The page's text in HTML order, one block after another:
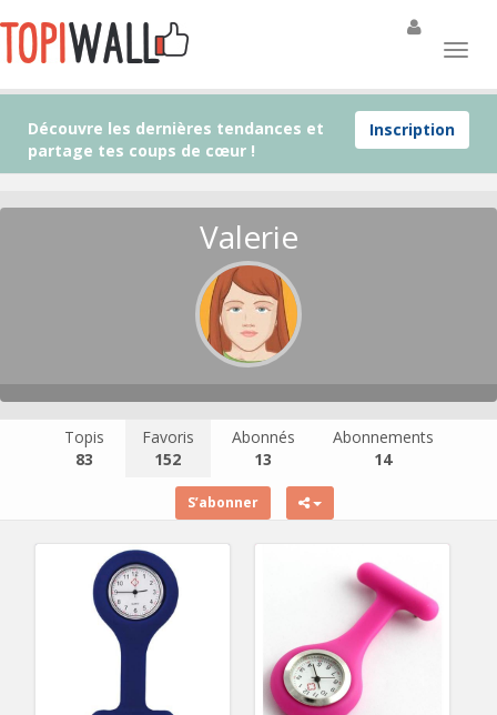
Inscription
Découvre les dernières tendances et
partage tes coups de cœur !
Valerie
Topis
83
Favoris
152
Abonnés
13
Abonnements
14
S’abonner